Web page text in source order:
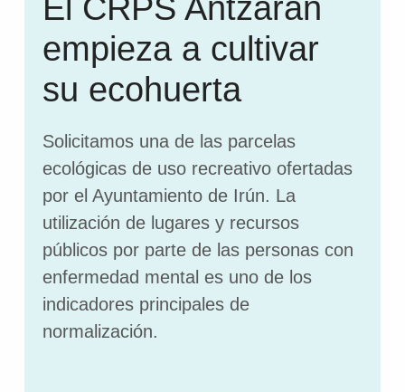
El CRPS Antzaran
empieza a cultivar
su ecohuerta
Solicitamos una de las parcelas
ecológicas de uso recreativo ofertadas
por el Ayuntamiento de Irún. La
utilización de lugares y recursos
públicos por parte de las personas con
enfermedad mental es uno de los
indicadores principales de
normalización.